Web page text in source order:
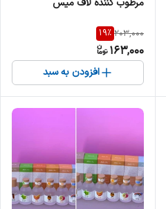
203,000
19%
163,000
افزودن به سبد